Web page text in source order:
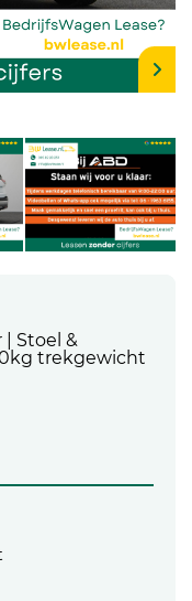
| Stoel &
trekgewicht